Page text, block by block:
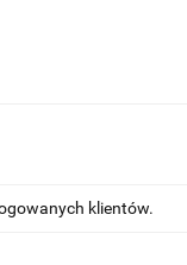
klientów.